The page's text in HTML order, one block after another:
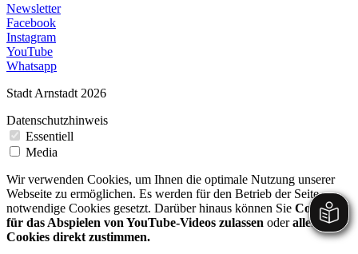
Newsletter
Facebook
Instagram
YouTube
Whatsapp
Stadt Arnstadt 2026
Datenschutzhinweis
Essentiell
Media
Wir verwenden Cookies, um Ihnen die optimale Nutzung unserer
Webseite zu ermöglichen. Es werden für den Betrieb der Seite
notwendige Cookies gesetzt. Darüber hinaus können Sie Cookies
für das Abspielen von YouTube-Videos zulassen oderallen
Cookies direkt zustimmen.